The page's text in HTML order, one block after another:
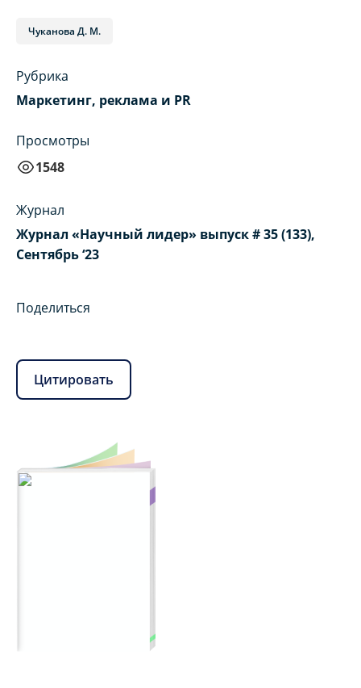
Чуканова Д. М.
Рубрика
Маркетинг, реклама и PR
Просмотры
1548
Журнал
Журнал «Научный лидер» выпуск # 35 (133),
Сентябрь ‘23
Поделиться
Цитировать